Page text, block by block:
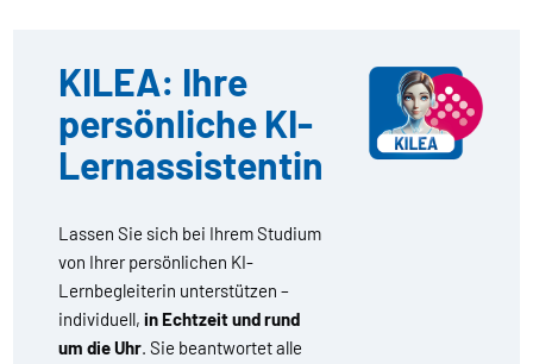
KILEA: Ihre
persönliche KI-
Lernassistentin
Lassen Sie sich bei Ihrem Studium
von Ihrer persönlichen KI-
Lernbegleiterin unterstützen –
individuell, in Echtzeit und rund
um die Uhr. Sie beantwortet alle